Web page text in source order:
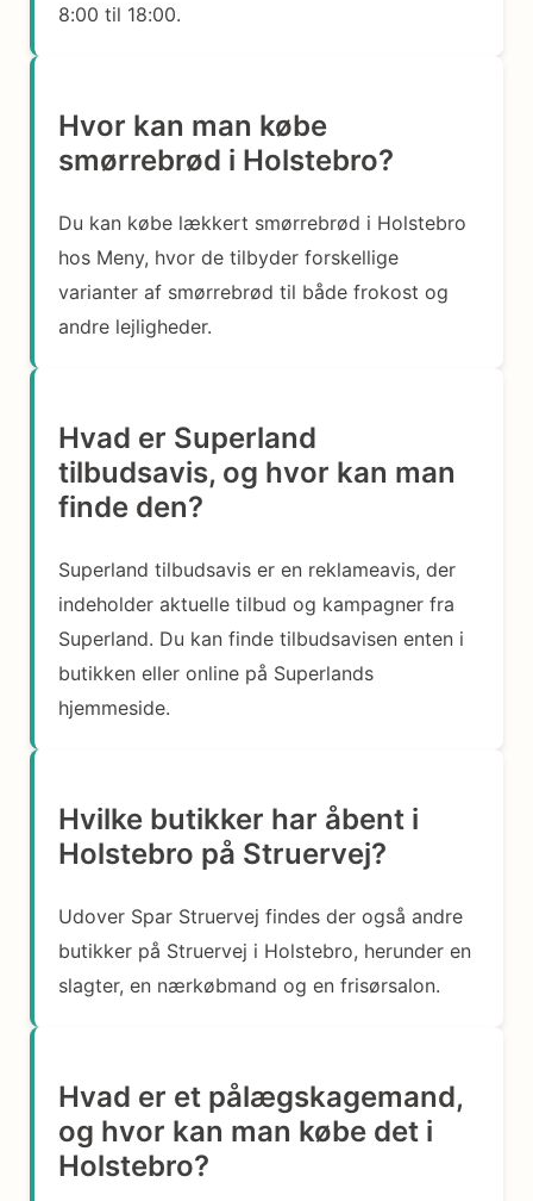
8:00 til 18:00.
Hvor kan man købe
smørrebrød i Holstebro?
Du kan købe lækkert smørrebrød i Holstebro
hos Meny, hvor de tilbyder forskellige
varianter af smørrebrød til både frokost og
andre lejligheder.
Hvad er Superland
tilbudsavis, og hvor kan man
finde den?
Superland tilbudsavis er en reklameavis, der
indeholder aktuelle tilbud og kampagner fra
Superland. Du kan finde tilbudsavisen enten i
butikken eller online på Superlands
hjemmeside.
Hvilke butikker har åbent i
Holstebro på Struervej?
Udover Spar Struervej findes der også andre
butikker på Struervej i Holstebro, herunder en
slagter, en nærkøbmand og en frisørsalon.
Hvad er et pålægskagemand,
og hvor kan man købe det i
Holstebro?